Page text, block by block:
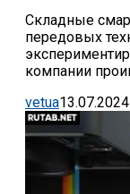
Складные
передовых
компании
vetua13.07.2024